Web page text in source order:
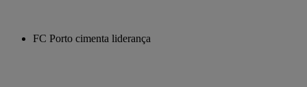
FC Porto cimenta liderança